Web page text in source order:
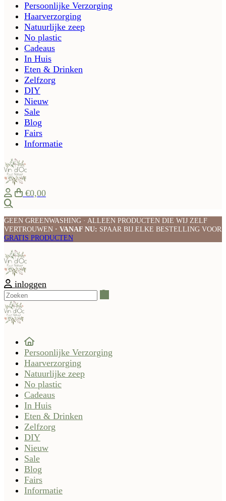
Persoonlijke Verzorging
Haarverzorging
Natuurlijke zeep
No plastic
Cadeaus
In Huis
Eten & Drinken
Zelfzorg
DIY
Nieuw
Sale
Blog
Fairs
Informatie
€0,00
GEEN GREENWASHING · ALLEEN PRODUCTEN DIE WIJ ZELF
VERTROUWEN · VANAF NU: SPAAR BIJ ELKE BESTELLING VOOR
GRATIS PRODUCTEN
inloggen
Persoonlijke Verzorging
Haarverzorging
Natuurlijke zeep
No plastic
Cadeaus
In Huis
Eten & Drinken
Zelfzorg
DIY
Nieuw
Sale
Blog
Fairs
Informatie